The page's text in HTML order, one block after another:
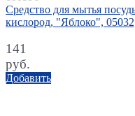
Средство для мытья
кислород, "Яблоко",
141
руб.
Добавить